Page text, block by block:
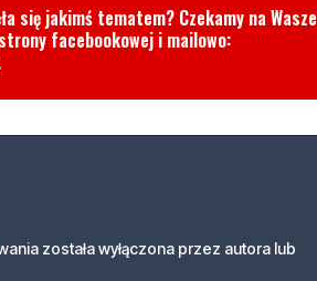
się jakimś tematem? Czekamy na Wasze
facebookowej i mailowo:
została wyłączona przez autora lub